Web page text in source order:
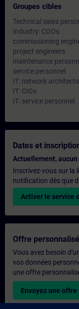
Groupes cibles
Technical sales
Industry: COOs
commissioning
project engineers
maintenance
service personnel
IT: network
IT: CIOs
IT: service personnel
Dates et
Actuellement,
Inscrivez-vous sur la
notification dès que
Activer le service
Offre
Vous avez besoin
vos données
une offre
Envoyez une